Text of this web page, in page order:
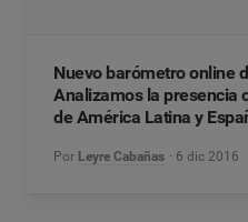
Nuevo barómetro online
Analizamos la presencia
de América Latina y
Por Leyre Cabañas 6 dic 2016